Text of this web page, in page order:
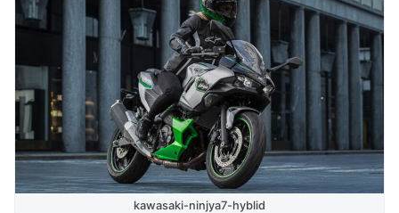
kawasaki-ninjya7-hyblid